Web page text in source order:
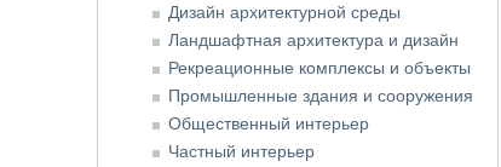
Дизайн архитектурной среды
Ландшафтная архитектура и дизайн
Рекреационные комплексы и объекты
Промышленные здания и сооружения
Общественный интерьер
Частный интерьер